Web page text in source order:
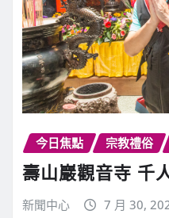
今日焦點 宗教禮俗
壽山巖觀音寺 千
新聞中心 7 月 30,